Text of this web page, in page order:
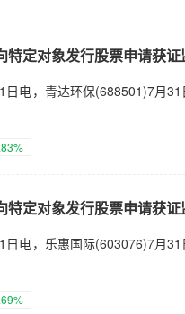
特定对象发行股票申请获
日电，青达环保(688501)7月
特定对象发行股票申请获
日电，乐惠国际(603076)7月